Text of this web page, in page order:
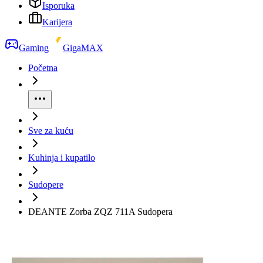
Isporuka
Karijera
Gaming
GigaMAX
Početna
Sve za kuću
Kuhinja i kupatilo
Sudopere
DEANTE Zorba ZQZ 711A Sudopera